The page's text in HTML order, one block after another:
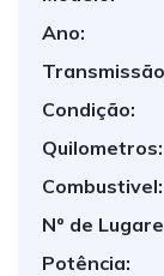
Ano:
Condição:
Quilometros:
Combustivel:
Nº de
Potência: